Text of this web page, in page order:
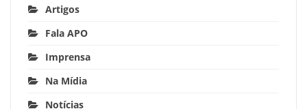
Artigos
Fala APO
Imprensa
Na Mídia
Notícias